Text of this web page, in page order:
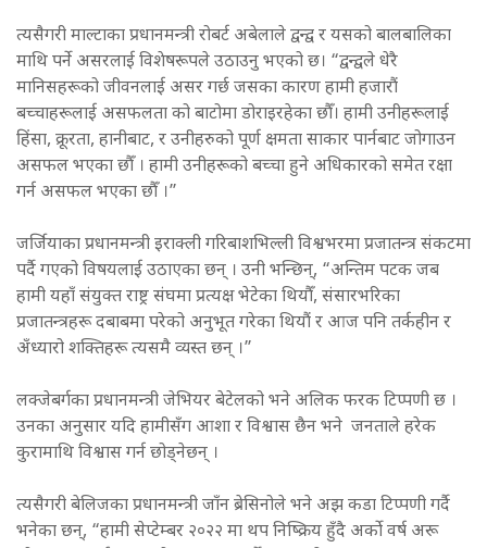
त्यसैगरी माल्टाका प्रधानमन्त्री रोबर्ट अबेलाले द्वन्द्व र यसको बालबालिका
माथि पर्ने असरलाई विशेषरूपले उठाउनु भएको छ। “द्वन्द्वले धेरै
मानिसहरूको जीवनलाई असर गर्छ जसका कारण हामी हजारौं
बच्चाहरूलाई असफलता को बाटोमा डोराइरहेका छौँ। हामी उनीहरूलाई
हिंसा, क्रूरता, हानीबाट, र उनीहरुको पूर्ण क्षमता साकार पार्नबाट जोगाउन
असफल भएका छौँ । हामी उनीहरूको बच्चा हुने अधिकारको समेत रक्षा
गर्न असफल भएका छौँ ।”
जर्जियाका प्रधानमन्त्री इराक्ली गरिबाशभिल्ली विश्वभरमा प्रजातन्त्र संकटमा
पर्दै गएको विषयलाई उठाएका छन् । उनी भन्छिन्, “अन्तिम पटक जब
हामी यहाँ संयुक्त राष्ट्र संघमा प्रत्यक्ष भेटेका थियौँ, संसारभरिका
प्रजातन्त्रहरू दबाबमा परेको अनुभूत गरेका थियौं र आज पनि तर्कहीन र
अँध्यारो शक्तिहरू त्यसमै व्यस्त छन् ।”
लक्जेबर्गका प्रधानमन्त्री जेभियर बेटेलको भने अलिक फरक टिप्पणी छ ।
उनका अनुसार यदि हामीसँग आशा र विश्वास छैन भने जनताले हरेक
कुरामाथि विश्वास गर्न छोड्नेछन् ।
त्यसैगरी बेलिजका प्रधानमन्त्री जाँन ब्रेसिनोले भने अझ कडा टिप्पणी गर्दै
भनेका छन्, “हामी सेप्टेम्बर २०२२ मा थप निष्क्रिय हुँदै अर्को वर्ष अरू